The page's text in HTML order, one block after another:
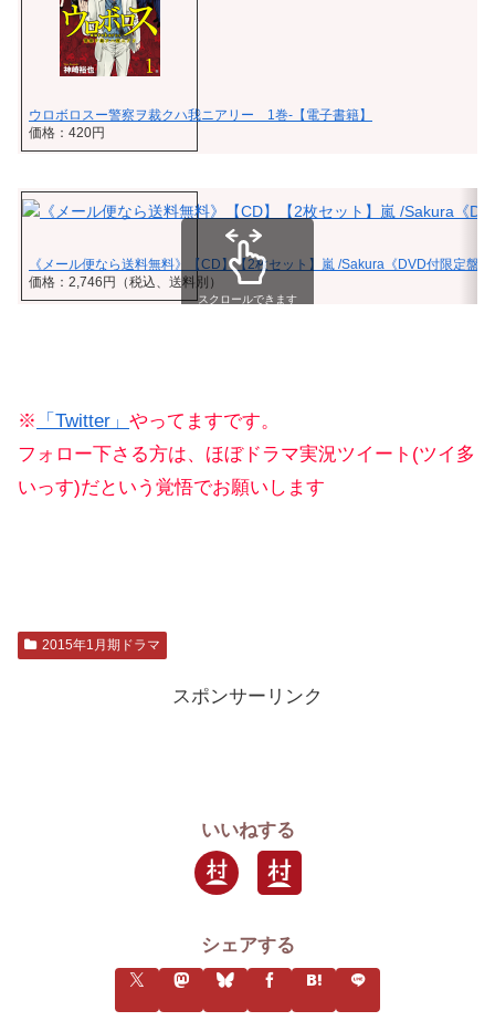
ウロボロスー警察ヲ裁クハ我ニアリー 1巻-【電子書籍】
価格：420円
《メール便なら送料無料》【CD】【2枚セット】嵐 /Sakura《DVD付限定盤
価格：2,746円（税込、送料別）
スクロールできます
※ 「Twitter」 やってますです。
フォロー下さる方は、ほぼドラマ実況ツイート(ツイ多
いっす)だという覚悟でお願いします
2015年1月期ドラマ
スポンサーリンク
いいねする
シェアする